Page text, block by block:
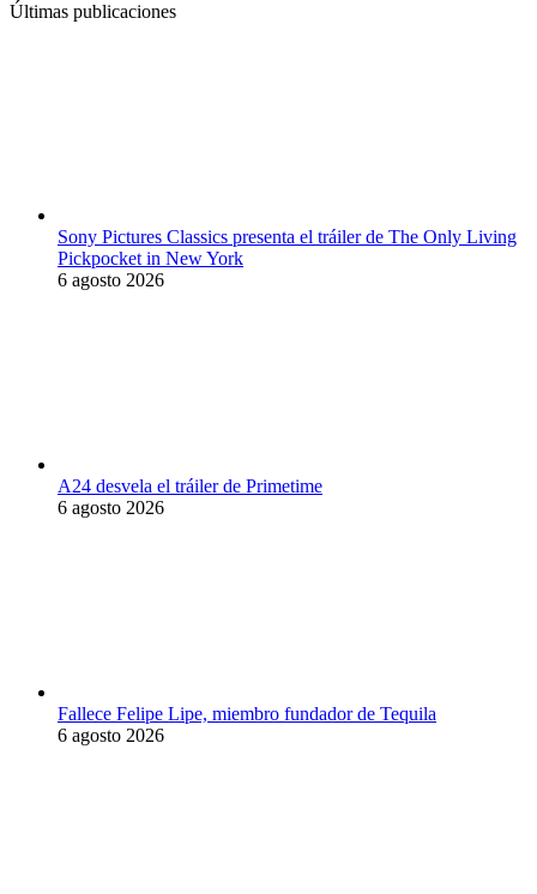
Últimas publicaciones
Sony Pictures Classics presenta el tráiler de The Only Living
Pickpocket in New York
6 agosto 2026
A24 desvela el tráiler de Primetime
6 agosto 2026
Fallece Felipe Lipe, miembro fundador de Tequila
6 agosto 2026